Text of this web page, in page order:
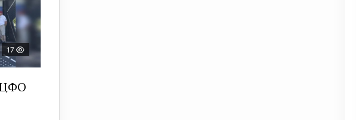
17
ЦФО